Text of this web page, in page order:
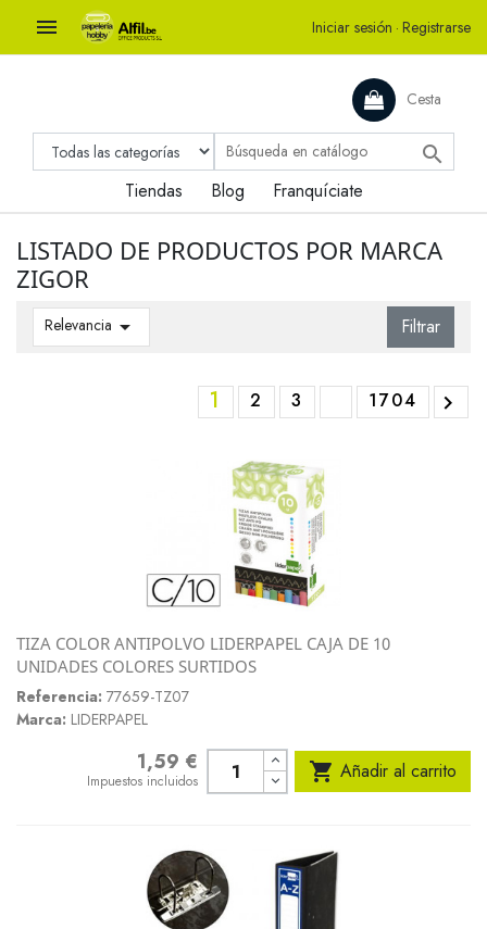
 Iniciar sesión · Registrarse
Cesta

Tiendas Blog Franquíciate
LISTADO DE PRODUCTOS POR MARCA
ZIGOR
Relevancia  Filtrar
1 2 3 1704 
TIZA COLOR ANTIPOLVO LIDERPAPEL CAJA DE 10
UNIDADES COLORES SURTIDOS
Referencia: 77659-TZ07
Marca: LIDERPAPEL
1,59 €
Impuestos incluidos  Añadir al carrito